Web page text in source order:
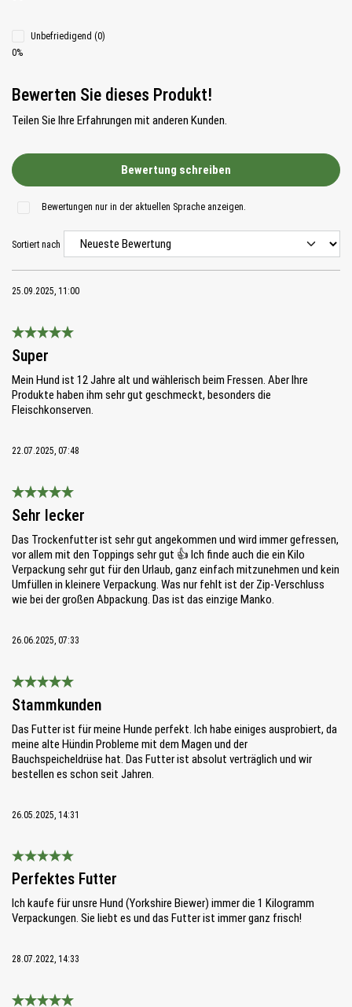
Unbefriedigend (0)
0%
Bewerten Sie dieses Produkt!
Teilen Sie Ihre Erfahrungen mit anderen Kunden.
Bewertung schreiben
Bewertungen nur in der aktuellen Sprache anzeigen.
Sortiert nach
25.09.2025, 11:00
Bewertung mit 5 von 5 Sternen
Super
Mein Hund ist 12 Jahre alt und wählerisch beim Fressen. Aber Ihre
Produkte haben ihm sehr gut geschmeckt, besonders die
Fleischkonserven.
22.07.2025, 07:48
Bewertung mit 5 von 5 Sternen
Sehr lecker
Das Trockenfutter ist sehr gut angekommen und wird immer gefressen,
vor allem mit den Toppings sehr gut 👍 Ich finde auch die ein Kilo
Verpackung sehr gut für den Urlaub, ganz einfach mitzunehmen und kein
Umfüllen in kleinere Verpackung. Was nur fehlt ist der Zip-Verschluss
wie bei der großen Abpackung. Das ist das einzige Manko.
26.06.2025, 07:33
Stammkunden
Das Futter ist für meine Hunde perfekt. Ich habe einiges ausprobiert, da
meine alte Hündin Probleme mit dem Magen und der
Bauchspeicheldrüse hat. Das Futter ist absolut verträglich und wir
bestellen es schon seit Jahren.
26.05.2025, 14:31
Bewertung mit 5 von 5 Sternen
Perfektes Futter
Ich kaufe für unsre Hund (Yorkshire Biewer) immer die 1 Kilogramm
Verpackungen. Sie liebt es und das Futter ist immer ganz frisch!
28.07.2022, 14:33